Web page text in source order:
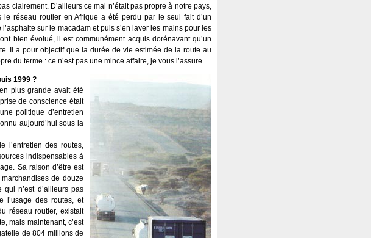
clairement. D’ailleurs ce mal n’était pas propre à notre pays,
réseau routier en Afrique a été perdu par le seul fait d’un
sur le macadam et puis s’en laver les mains pour les
bien évolué, il est communément acquis dorénavant qu’un
Il a pour objectif que la durée de vie estimée de la route au
du terme : ce n’est pas une mince affaire, je vous l’assure.
1999 ?
plus grande avait été
de conscience était
politique d’entretien
aujourd’hui sous la
l’entretien des routes,
indispensables à
Sa raison d’être est
de douze
n’est d’ailleurs pas
l’usage des routes, et
réseau routier, existait
mais maintenant, c’est
de 804 millions de